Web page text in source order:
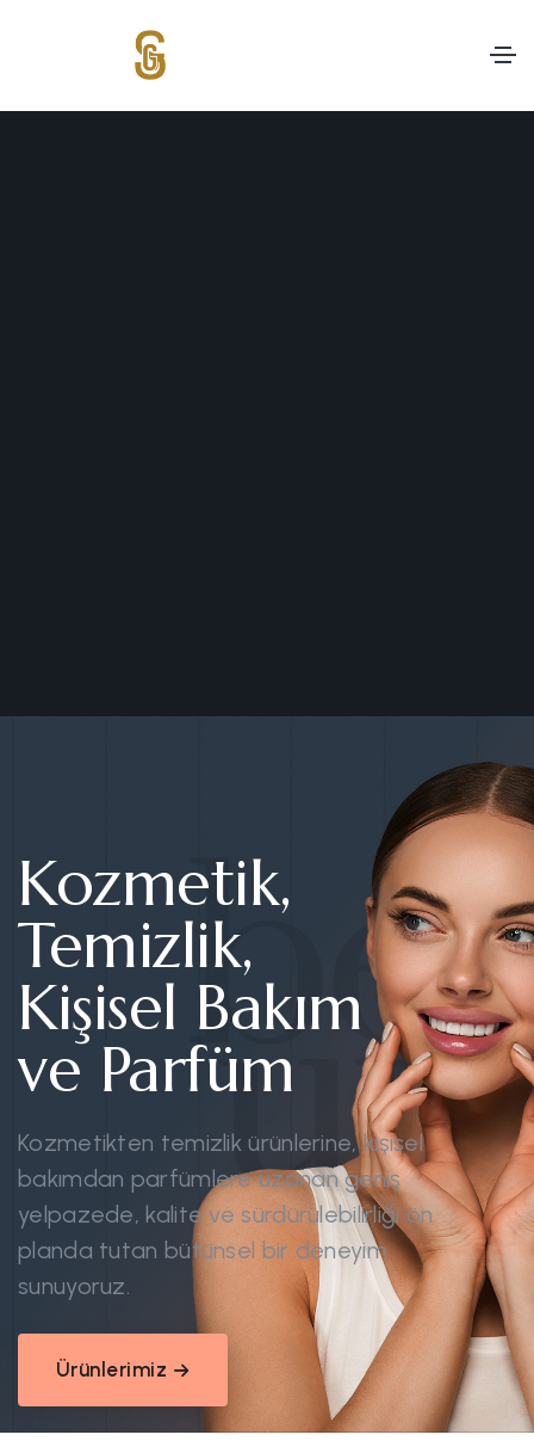
Kozmetik,
Temizlik,
Kişisel Bakım
ve Parfüm
Kozmetikten temizlik ürünlerine, kişisel
bakımdan parfümlere uzanan geniş
yelpazede, kalite ve sürdürülebilirliği ön
planda tutan bütünsel bir deneyim
sunuyoruz.
Ürünlerimiz